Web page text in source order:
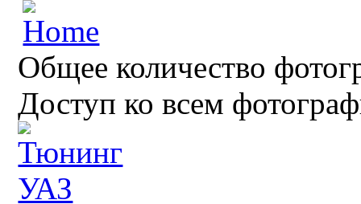
Общее количество
Доступ ко всем